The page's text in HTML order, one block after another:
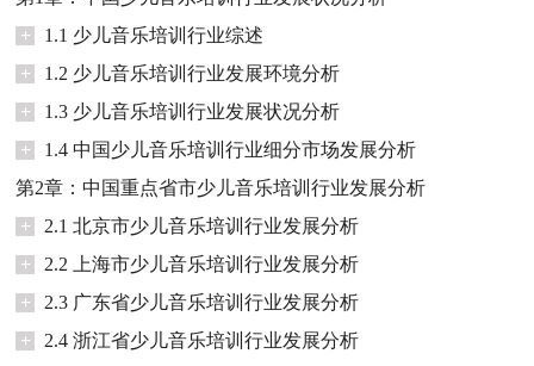
+
1.1 少儿音乐培训行业综述
+
1.2 少儿音乐培训行业发展环境分析
+
1.3 少儿音乐培训行业发展状况分析
+
1.4 中国少儿音乐培训行业细分市场发展分析
第2章：中国重点省市少儿音乐培训行业发展分析
+
2.1 北京市少儿音乐培训行业发展分析
+
2.2 上海市少儿音乐培训行业发展分析
+
2.3 广东省少儿音乐培训行业发展分析
+
2.4 浙江省少儿音乐培训行业发展分析